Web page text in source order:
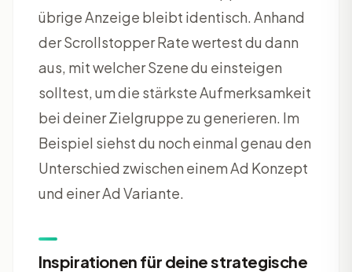
übrige Anzeige bleibt identisch. Anhand
der Scrollstopper Rate wertest du dann
aus, mit welcher Szene du einsteigen
solltest, um die stärkste Aufmerksamkeit
bei deiner Zielgruppe zu generieren. Im
Beispiel siehst du noch einmal genau den
Unterschied zwischen einem Ad Konzept
und einer Ad Variante.
Inspirationen für deine strategische